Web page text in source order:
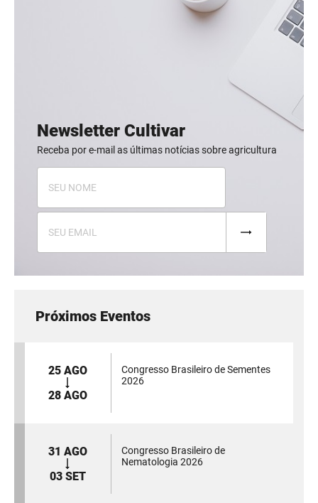
Newsletter Cultivar
Receba por e-mail as últimas notícias sobre agricultura
Próximos Eventos
25 AGO
28 AGO
Congresso Brasileiro de Sementes
2026
31 AGO
03 SET
Congresso Brasileiro de
Nematologia 2026